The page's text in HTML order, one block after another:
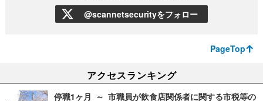
@scannetsecurityをフォロー
PageTop
アクセスランキング
停職1ヶ月 ～ 市職員が飲食店関係者に関する市税等の